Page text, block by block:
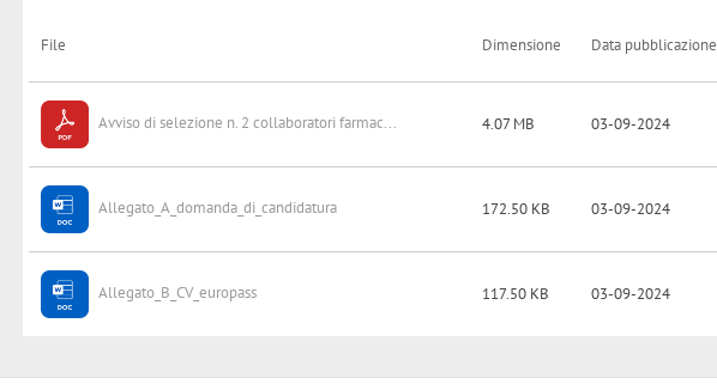
File Dimensione Data pubblicazione
Avviso di selezione n. 2 collaboratori farmac... 4.07 MB 03-09-2024
Allegato_A_domanda_di_candidatura 172.50 KB 03-09-2024
Allegato_B_CV_europass 117.50 KB 03-09-2024